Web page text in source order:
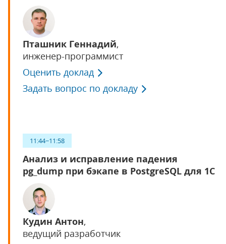
Пташник Геннадий,
инженер-программист
Оценить доклад
Задать вопрос по докладу
11:44−11:58
Анализ и исправление падения
pg_dump при бэкапе в PostgreSQL для 1С
Кудин Антон,
ведущий разработчик